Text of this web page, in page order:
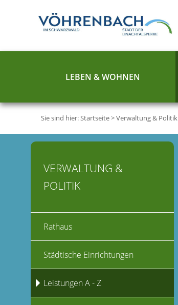
LEBEN & WOHNEN
Sie sind hier:Startseite>Verwaltung & Politik
VERWALTUNG &
POLITIK
Rathaus
Städtische Einrichtungen
Leistungen A - Z